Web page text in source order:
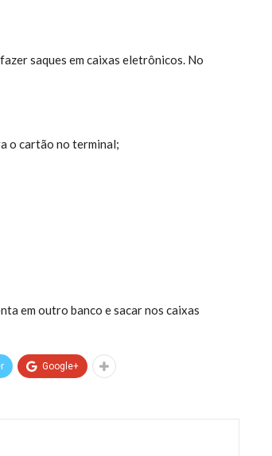
saques em caixas eletrônicos. No
o cartão no terminal;
em outro banco e sacar nos caixas
Google+